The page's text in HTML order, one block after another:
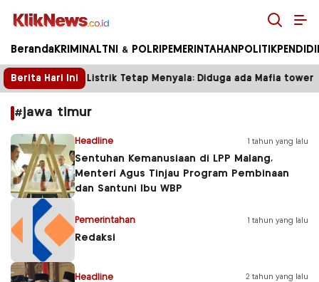
Kliknews.co.id
Beranda KRIMINAL TNI & POLRI PEMERINTAHAN POLITIK
Berita Hari Ini
Tower Disegel, Listrik Tetap Menyala: Diduga ada Mafia tower
#jawa timur
Headline 1 tahun yang lalu
Sentuhan Kemanusiaan di LPP Malang,
Menteri Agus Tinjau Program Pembinaan
dan Santuni Ibu WBP
Pemerintahan 1 tahun yang lalu
Redaksi
Headline 2 tahun yang lalu